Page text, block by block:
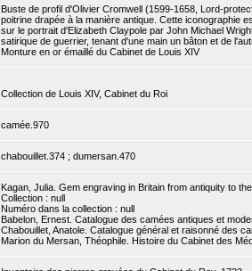
Buste de profil d'Olivier Cromwell (1599-1658, Lord-
poitrine drapée à la manière antique. Cette iconographie
sur le portrait d'Elizabeth Claypole par John Michael
satirique de guerrier, tenant d'une main un bâton et de
Monture en or émaillé du Cabinet de Louis XIV
Collection de Louis XIV, Cabinet du Roi
camée.970
chabouillet.374 ; dumersan.470
Kagan, Julia. Gem engraving in Britain from antiquity to
Collection : null
Numéro dans la collection : null
Babelon, Ernest. Catalogue des camées antiques et
Chabouillet, Anatole. Catalogue général et raisonné des
Marion du Mersan, Théophile. Histoire du Cabinet des